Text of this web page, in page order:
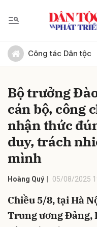
Công tác Dân tộc
Bộ trưởng
cán bộ, công
nhận thức
duy, trách
mình
Hoàng Quý 05/08/2025
Chiều 5/8, tại Hà
Trung ương Đảng,
Gửi bình luận